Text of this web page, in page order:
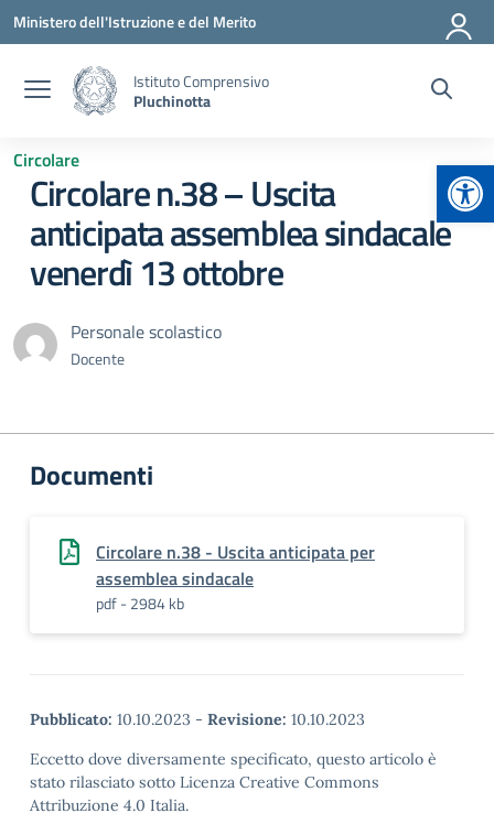
Vai ai contenuti
Vai al menu di navigazione
Vai al footer
Ministero dell'Istruzione e del Merito
Istituto Comprensivo
Pluchinotta
Circolare
Circolare n.38 – Uscita
anticipata assemblea sindacale
venerdì 13 ottobre
Personale scolastico
Docente
Documenti
Circolare n.38 - Uscita anticipata per
assemblea sindacale
pdf - 2984 kb
Pubblicato: 10.10.2023 - Revisione: 10.10.2023
Eccetto dove diversamente specificato, questo articolo è
stato rilasciato sotto Licenza Creative Commons
Attribuzione 4.0 Italia.